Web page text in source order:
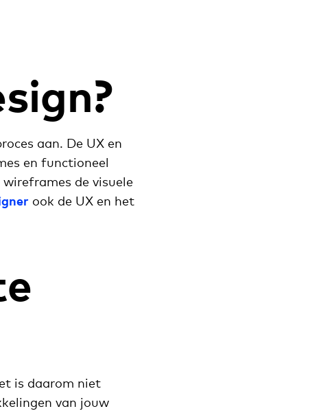
aan. De UX en
en functioneel
de visuele
ook de UX en het
is daarom niet
van jouw